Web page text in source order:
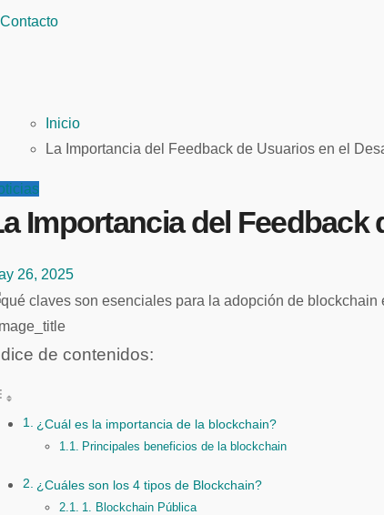
Contacto
Inicio
La Importancia del Feedback de Usuarios en el
Importancia del
26, 2025
de contenidos:
¿Cuál es la importancia de la blockchain?
Principales beneficios de la blockchain
¿Cuáles son los 4 tipos de Blockchain?
1. Blockchain Pública